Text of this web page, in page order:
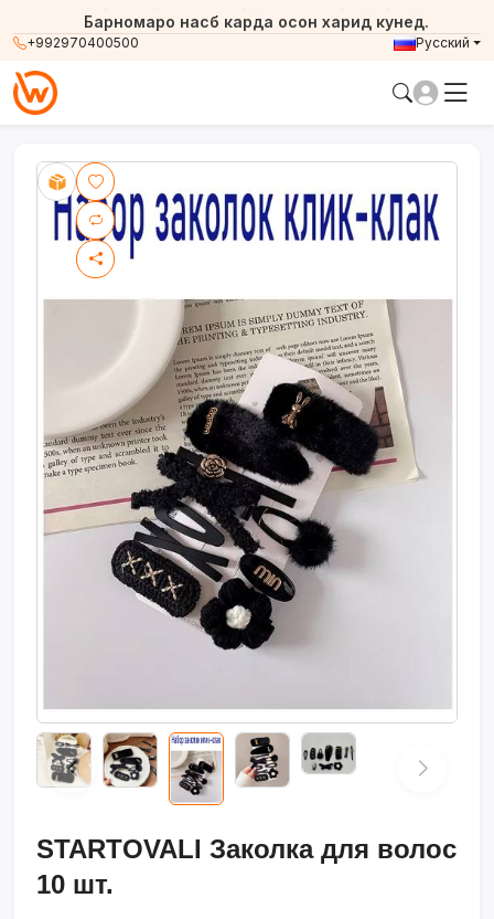
+992970400500
Барномаро насб карда осон харид кунед.
Русский
STARTOVALI Заколка для волос
10 шт.